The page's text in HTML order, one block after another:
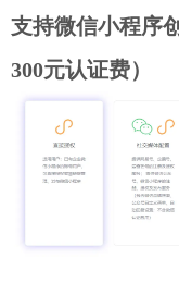
支持微信小程序
300元认证费）